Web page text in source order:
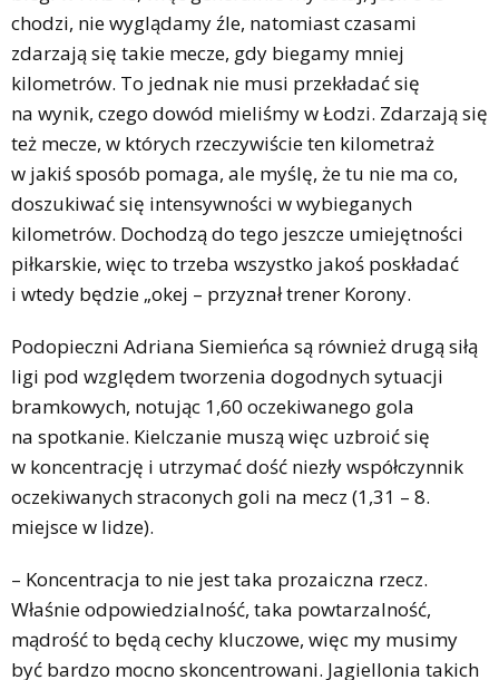
chodzi, nie wyglądamy źle, natomiast czasami
zdarzają się takie mecze, gdy biegamy mniej
kilometrów. To jednak nie musi przekładać się
na wynik, czego dowód mieliśmy w Łodzi. Zdarzają się
też mecze, w których rzeczywiście ten kilometraż
w jakiś sposób pomaga, ale myślę, że tu nie ma co,
doszukiwać się intensywności w wybieganych
kilometrów. Dochodzą do tego jeszcze umiejętności
piłkarskie, więc to trzeba wszystko jakoś poskładać
i wtedy będzie „okej – przyznał trener Korony.
Podopieczni Adriana Siemieńca są również drugą siłą
ligi pod względem tworzenia dogodnych sytuacji
bramkowych, notując 1,60 oczekiwanego gola
na spotkanie. Kielczanie muszą więc uzbroić się
w koncentrację i utrzymać dość niezły współczynnik
oczekiwanych straconych goli na mecz (1,31 – 8.
miejsce w lidze).
– Koncentracja to nie jest taka prozaiczna rzecz.
Właśnie odpowiedzialność, taka powtarzalność,
mądrość to będą cechy kluczowe, więc my musimy
być bardzo mocno skoncentrowani. Jagiellonia takich